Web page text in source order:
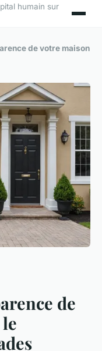
humain sur
de votre maison
de